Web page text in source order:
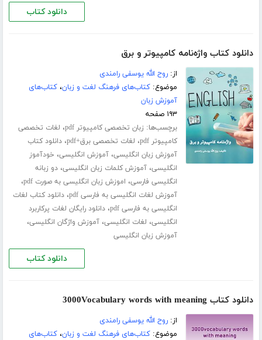
دانلود کتاب
دانلود کتاب واژه‌نامه کامپیوتر و برق
از:روح الله یوسفی رامندی
موضوع:کتاب‌های فرهنگ لغت و زبان،کتاب‌های
آموزش زبان
۱۹۳ صفحه
برچسب‌ها: زبان تخصصی کامپیوتر pdf ، لغات تخصصی
کامپیوتر pdf
، لغات تخصصی برق+pdf ،دانلود کتاب
آموزش زبان انگلیسی،آموزش انگلیسی، خودآموز
انگلیسی،آموزش کلمات زبان انگلیسی،دو زبانه
انگلیسی فارسی، اموزش زبان انگلیسی به صورت pdf ،
آموزش لغات انگلیسی به فارسی pdf ،دانلود کتاب لغات
انگلیسی به فارسی pdf
،دانلود رایگان لغات پرکاربرد
انگلیسی، لغات انگلیسی،آموزش واژگان انگلیسی،
آموزش زبان انگلیسی
دانلود کتاب
دانلود کتاب 3000Vocabulary words with meaning
از:روح الله یوسفی رامندی
موضوع:کتاب‌های فرهنگ لغت و زبان،کتاب‌های